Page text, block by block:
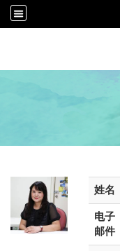
姓名
电子
邮件